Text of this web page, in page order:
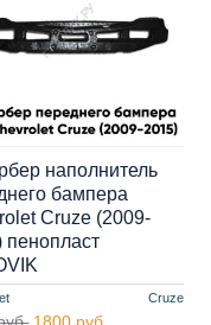
Cruze
наполнитель
бампера
Cruze (2009-
пенопласт